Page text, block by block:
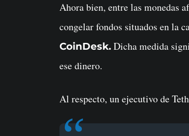
Ahora bien, entre las monedas
congelar fondos situados en la
CoinDesk. Dicha medida
ese dinero.
Al respecto, un ejecutivo de